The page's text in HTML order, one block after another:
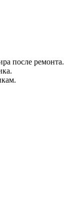
после ремонта.